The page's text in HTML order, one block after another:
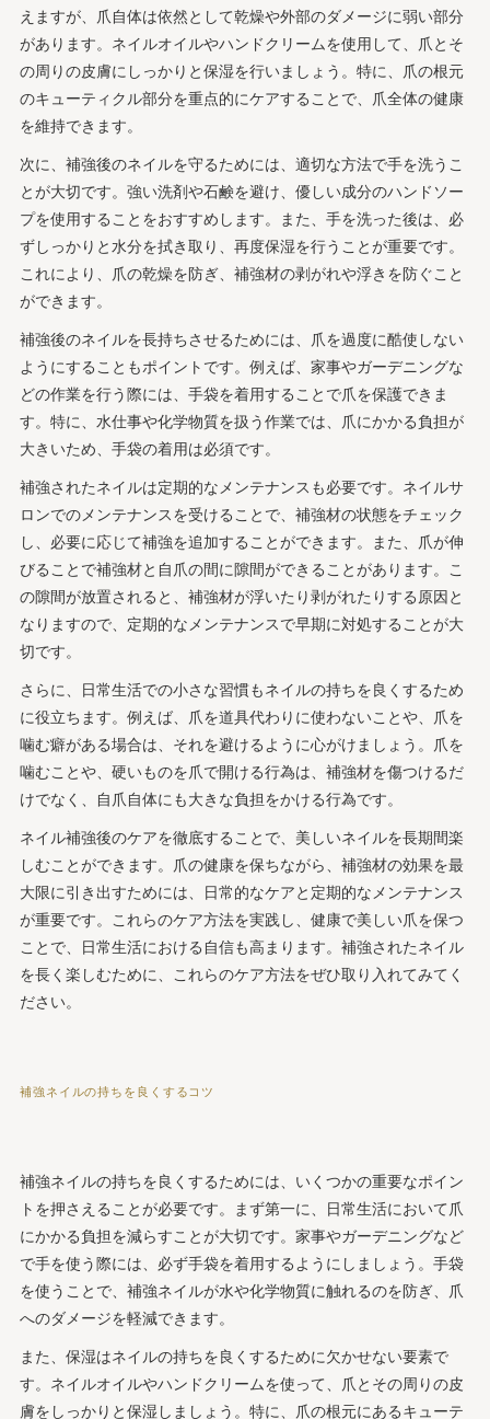
えますが、爪自体は依然として乾燥や外部のダメージに弱い部分
があります。ネイルオイルやハンドクリームを使用して、爪とそ
の周りの皮膚にしっかりと保湿を行いましょう。特に、爪の根元
のキューティクル部分を重点的にケアすることで、爪全体の健康
を維持できます。
次に、補強後のネイルを守るためには、適切な方法で手を洗うこ
とが大切です。強い洗剤や石鹸を避け、優しい成分のハンドソー
プを使用することをおすすめします。また、手を洗った後は、必
ずしっかりと水分を拭き取り、再度保湿を行うことが重要です。
これにより、爪の乾燥を防ぎ、補強材の剥がれや浮きを防ぐこと
ができます。
補強後のネイルを長持ちさせるためには、爪を過度に酷使しない
ようにすることもポイントです。例えば、家事やガーデニングな
どの作業を行う際には、手袋を着用することで爪を保護できま
す。特に、水仕事や化学物質を扱う作業では、爪にかかる負担が
大きいため、手袋の着用は必須です。
補強されたネイルは定期的なメンテナンスも必要です。ネイルサ
ロンでのメンテナンスを受けることで、補強材の状態をチェック
し、必要に応じて補強を追加することができます。また、爪が伸
びることで補強材と自爪の間に隙間ができることがあります。こ
の隙間が放置されると、補強材が浮いたり剥がれたりする原因と
なりますので、定期的なメンテナンスで早期に対処することが大
切です。
さらに、日常生活での小さな習慣もネイルの持ちを良くするため
に役立ちます。例えば、爪を道具代わりに使わないことや、爪を
噛む癖がある場合は、それを避けるように心がけましょう。爪を
噛むことや、硬いものを爪で開ける行為は、補強材を傷つけるだ
けでなく、自爪自体にも大きな負担をかける行為です。
ネイル補強後のケアを徹底することで、美しいネイルを長期間楽
しむことができます。爪の健康を保ちながら、補強材の効果を最
大限に引き出すためには、日常的なケアと定期的なメンテナンス
が重要です。これらのケア方法を実践し、健康で美しい爪を保つ
ことで、日常生活における自信も高まります。補強されたネイル
を長く楽しむために、これらのケア方法をぜひ取り入れてみてく
ださい。
補強ネイルの持ちを良くするコツ
補強ネイルの持ちを良くするためには、いくつかの重要なポイン
トを押さえることが必要です。まず第一に、日常生活において爪
にかかる負担を減らすことが大切です。家事やガーデニングなど
で手を使う際には、必ず手袋を着用するようにしましょう。手袋
を使うことで、補強ネイルが水や化学物質に触れるのを防ぎ、爪
へのダメージを軽減できます。
また、保湿はネイルの持ちを良くするために欠かせない要素で
す。ネイルオイルやハンドクリームを使って、爪とその周りの皮
膚をしっかりと保湿しましょう。特に、爪の根元にあるキューテ